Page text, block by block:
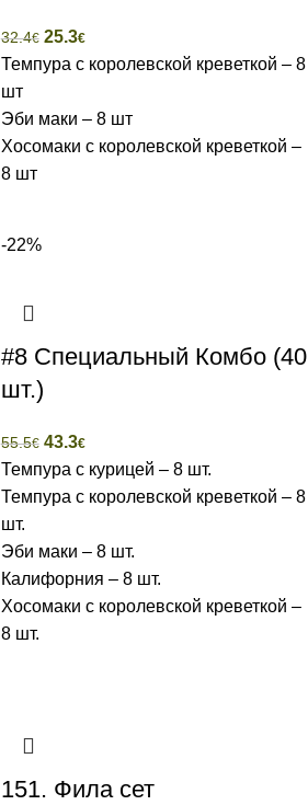
32.4€ 25.3€
Темпура с королевской креветкой – 8
шт
Эби маки – 8 шт
Хосомаки с королевской креветкой –
8 шт
-22%
#8 Специальный Комбо (40
шт.)
55.5€ 43.3€
Темпура с курицей – 8 шт.
Темпура с королевской креветкой – 8
шт.
Эби маки – 8 шт.
Калифорния – 8 шт.
Хосомаки с королевской креветкой –
8 шт.
151. Фила сет